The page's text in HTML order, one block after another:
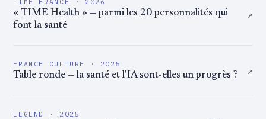
« TIME Health » — parmi les 20 personnalités qui
font la santé
↗
FRANCE CULTURE · 2025
Table ronde — la santé et l'IA sont-elles un progrès ? ↗
LEGEND · 2025